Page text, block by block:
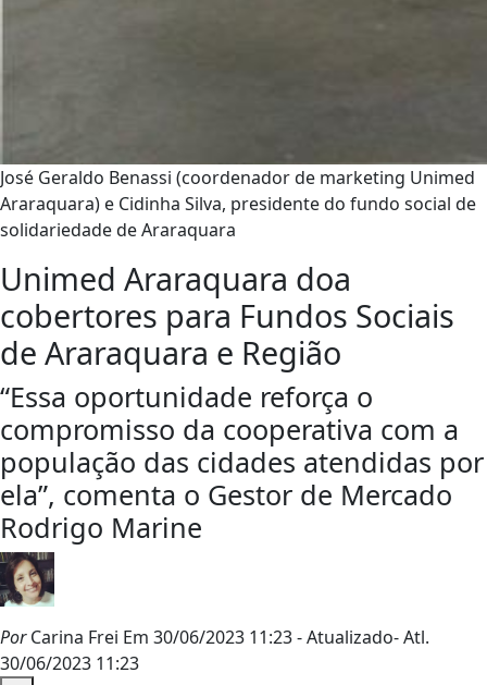
José Geraldo Benassi (coordenador de marketing Unimed
Araraquara) e Cidinha Silva, presidente do fundo social de
solidariedade de Araraquara
Unimed Araraquara doa
cobertores para Fundos Sociais
de Araraquara e Região
“Essa oportunidade reforça o
compromisso da cooperativa com a
população das cidades atendidas por
ela”, comenta o Gestor de Mercado
Rodrigo Marine
PorCarina Frei Em 30/06/2023 11:23- Atualizado- Atl.
30/06/2023 11:23